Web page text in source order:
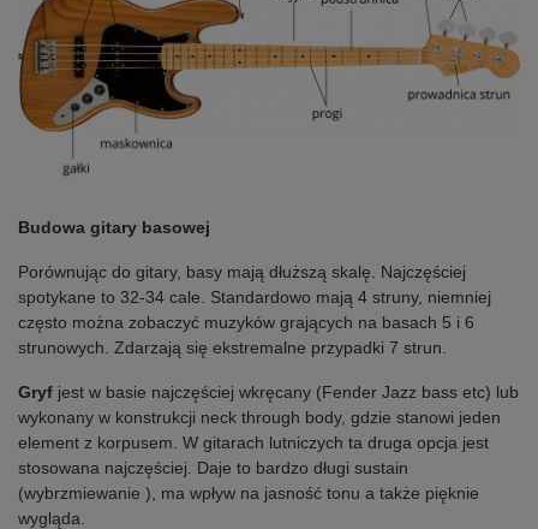
Budowa gitary basowej
Porównując do gitary, basy mają dłuższą skalę. Najczęściej
spotykane to 32-34 cale. Standardowo mają 4 struny, niemniej
często można zobaczyć muzyków grających na basach 5 i 6
strunowych. Zdarzają się ekstremalne przypadki 7 strun.
Gryf jest w basie najczęściej wkręcany (Fender Jazz bass etc) lub
wykonany w konstrukcji neck through body, gdzie stanowi jeden
element z korpusem. W gitarach lutniczych ta druga opcja jest
stosowana najczęściej. Daje to bardzo długi sustain
(wybrzmiewanie ), ma wpływ na jasność tonu a także pięknie
wygląda.